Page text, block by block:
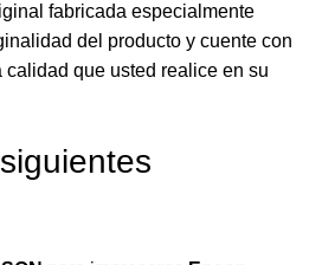
fabricada especialmente
del producto y cuente con
calidad que usted realice en su